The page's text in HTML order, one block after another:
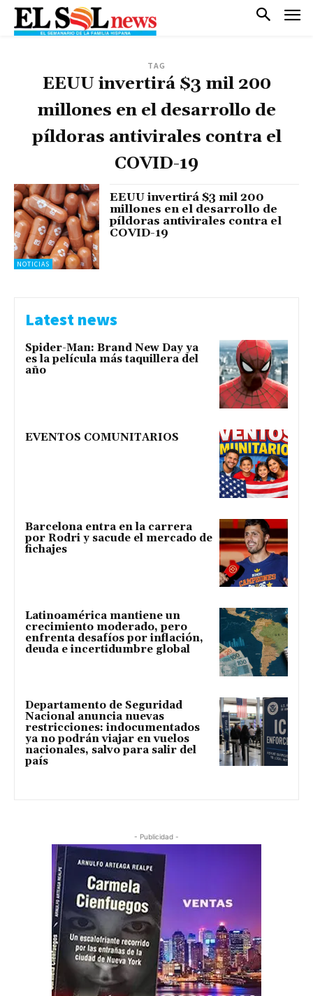
TAG
EEUU invertirá $3 mil 200
millones en el desarrollo de
píldoras antivirales contra el
COVID-19
NOTICIAS
EEUU invertirá $3 mil 200
millones en el desarrollo de
píldoras antivirales contra el
COVID-19
Latest news
Spider-Man: Brand New Day ya
es la película más taquillera del
año
EVENTOS COMUNITARIOS
Barcelona entra en la carrera
por Rodri y sacude el mercado de
fichajes
Latinoamérica mantiene un
crecimiento moderado, pero
enfrenta desafíos por inflación,
deuda e incertidumbre global
Departamento de Seguridad
Nacional anuncia nuevas
restricciones: indocumentados
ya no podrán viajar en vuelos
nacionales, salvo para salir del
país
- Publicidad -